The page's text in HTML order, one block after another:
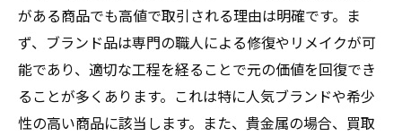
がある商品でも高値で取引される理由は明確です。ま
ず、ブランド品は専門の職人による修復やリメイクが可
能であり、適切な工程を経ることで元の価値を回復でき
ることが多くあります。これは特に人気ブランドや希少
性の高い商品に該当します。また、貴金属の場合、買取